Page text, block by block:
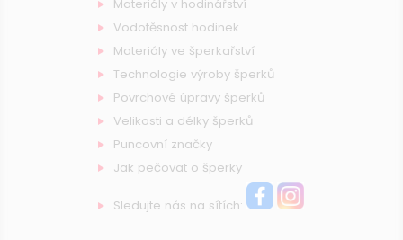
Materiály v hodinářství
Vodotěsnost hodinek
Materiály ve šperkařství
Technologie výroby šperků
Povrchové úpravy šperků
Velikosti a délky šperků
Puncovní značky
Jak pečovat o šperky
Sledujte nás na sítích: